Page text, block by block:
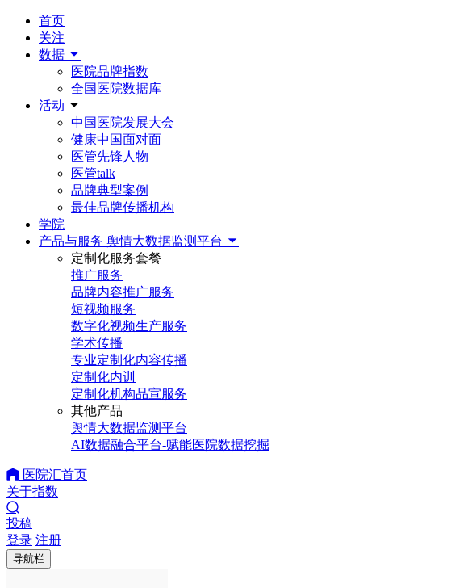
首页
关注
数据
医院品牌指数
全国医院数据库
活动
中国医院发展大会
健康中国面对面
医管先锋人物
医管talk
品牌典型案例
最佳品牌传播机构
学院
产品与服务 舆情大数据监测平台
定制化服务套餐
推广服务
品牌内容推广服务
短视频服务
数字化视频生产服务
学术传播
专业定制化内容传播
定制化内训
定制化机构品宣服务
其他产品
舆情大数据监测平台
AI数据融合平台-赋能医院数据挖掘
医院汇首页
关于指数
投稿
登录 注册
导航栏